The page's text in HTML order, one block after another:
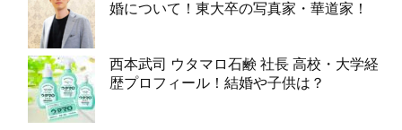
婚について！東大卒の写真家・華道家！
西本武司 ウタマロ石鹸 社長 高校・大学経
歴プロフィール！結婚や子供は？